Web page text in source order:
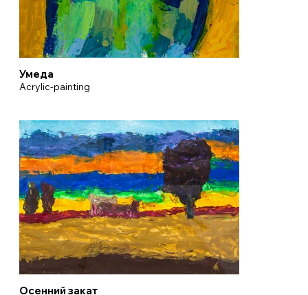
Умеда
Acrylic-painting
Осенний закат